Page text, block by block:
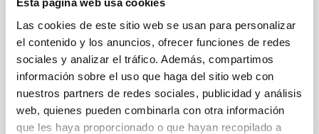
Esta página web usa cookies
Las cookies de este sitio web se usan para personalizar
el contenido y los anuncios, ofrecer funciones de redes
sociales y analizar el tráfico. Además, compartimos
información sobre el uso que haga del sitio web con
nuestros partners de redes sociales, publicidad y análisis
web, quienes pueden combinarla con otra información
que les haya proporcionado o que hayan recopilado a
Acosta, delegado de Seo/Birdlife en Canarias,
quienes desgranarán los graves
Fecha de publicación 07/11/2025 - 11:18:55